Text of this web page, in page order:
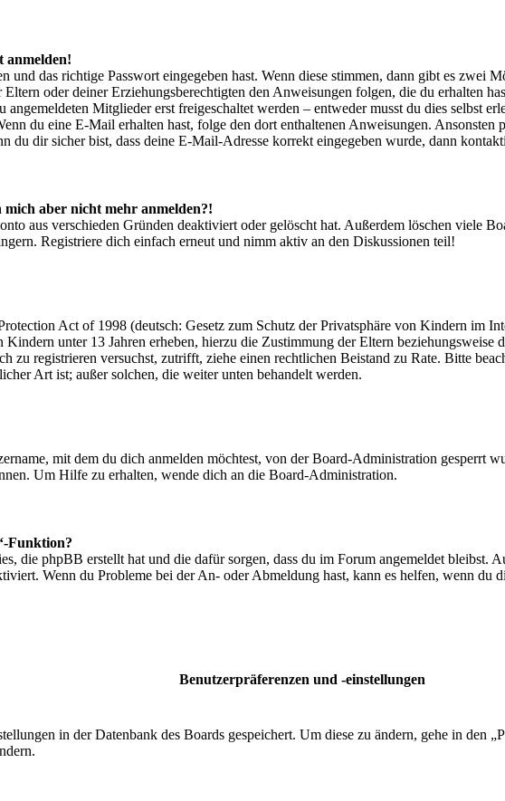
anmelden!
und das richtige Passwort eingegeben hast. Wenn diese stimmen, dann gibt es zwei
oder deiner Erziehungsberechtigten den Anweisungen folgen, die du erhalten
Mitglieder erst freigeschaltet werden – entweder musst du dies selbst
du eine E-Mail erhalten hast, folge den dort enthaltenen Anweisungen.
dir sicher bist, dass deine E-Mail-Adresse korrekt eingegeben wurde, dann
aber nicht mehr anmelden?!
aus verschieden Gründen deaktiviert oder gelöscht hat. Außerdem löschen viele
Registriere dich einfach erneut und nimm aktiv an den Diskussionen teil!
Act of 1998 (deutsch: Gesetz zum Schutz der Privatsphäre von Kindern im
unter 13 Jahren erheben, hierzu die Zustimmung der Eltern beziehungsweise
zu registrieren versuchst, zutrifft, ziehe einen rechtlichen Beistand zu Rate. Bitte
Art ist; außer solchen, die weiter unten behandelt werden.
mit dem du dich anmelden möchtest, von der Board-Administration gesperrt
Um Hilfe zu erhalten, wende dich an die Board-Administration.
Funktion?
die phpBB erstellt hat und die dafür sorgen, dass du im Forum angemeldet bleibst.
Wenn du Probleme bei der An- oder Abmeldung hast, kann es helfen, wenn du
Benutzerpräferenzen und -einstellungen
in der Datenbank des Boards gespeichert. Um diese zu ändern, gehe in den